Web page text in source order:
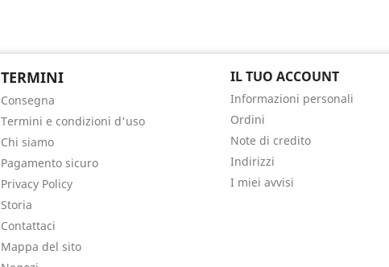
TERMINI
Consegna
Termini e condizioni d'uso
Chi siamo
Pagamento sicuro
Privacy Policy
Storia
Contattaci
Mappa del sito
IL TUO ACCOUNT
Informazioni personali
Ordini
Note di credito
Indirizzi
I miei avvisi